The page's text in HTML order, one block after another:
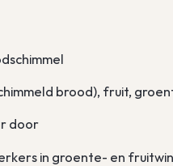
brood), fruit,
door
in groente- en